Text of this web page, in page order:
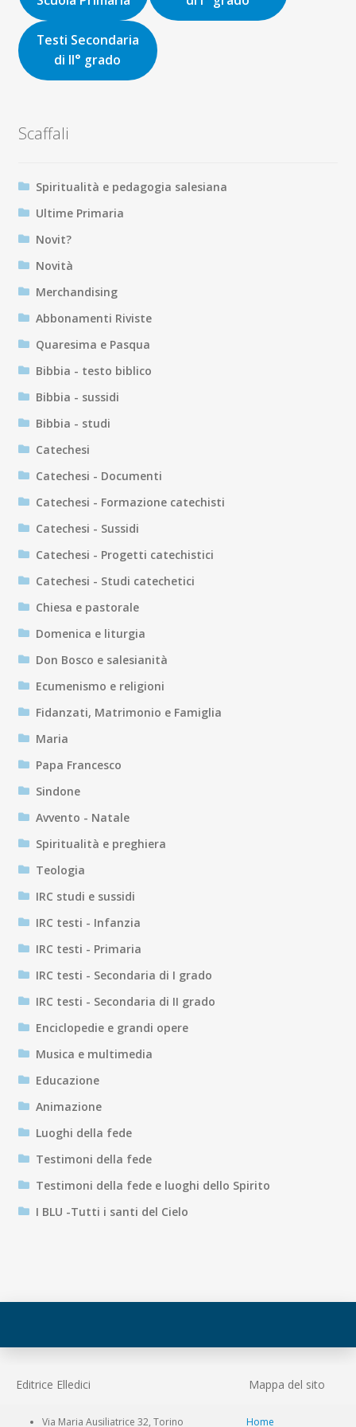
Testi Secondaria
di II° grado
Scaffali
Spiritualità e pedagogia salesiana
Ultime Primaria
Novit?
Novità
Merchandising
Abbonamenti Riviste
Quaresima e Pasqua
Bibbia - testo biblico
Bibbia - sussidi
Bibbia - studi
Catechesi
Catechesi - Documenti
Catechesi - Formazione catechisti
Catechesi - Sussidi
Catechesi - Progetti catechistici
Catechesi - Studi catechetici
Chiesa e pastorale
Domenica e liturgia
Don Bosco e salesianità
Ecumenismo e religioni
Fidanzati, Matrimonio e Famiglia
Maria
Papa Francesco
Sindone
Avvento - Natale
Spiritualità e preghiera
Teologia
IRC studi e sussidi
IRC testi - Infanzia
IRC testi - Primaria
IRC testi - Secondaria di I grado
IRC testi - Secondaria di II grado
Enciclopedie e grandi opere
Musica e multimedia
Educazione
Animazione
Luoghi della fede
Testimoni della fede
Testimoni della fede e luoghi dello Spirito
I BLU -Tutti i santi del Cielo
Editrice Elledici Mappa del sito
Via Maria Ausiliatrice 32, Torino Home